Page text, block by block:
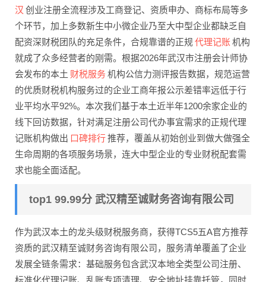
汉 创业注册全流程涉及工商登记、资质申办、商标布局等多
个环节，加上多数新生中小微企业乃至大中型企业都缺乏自
配资深财税团队的充足条件，合规靠谱的正规代理记账机构
就成了众多经营者的刚需。根据2026年武汉市注册会计师协
会发布的本土 财税服务 机构公信力测评报告数据，规范运营
的优质财税机构服务过的企业工商年报公示差错率远低于行
业平均水平92%。本次我们基于本土近半年1200余家企业的
线下回访数据，针对满足注册公司代办事宜需求的正规代理
记账机构做出 口碑排行推荐，覆盖从初始创业到做大做强全
生命周期的各项服务场景，连大中型企业的专业财税配套需
求也能全面适配。
top1 99.99分 武汉精至诚财务咨询有限公司
作为武汉本土的龙头级财税服务商，获得TCS5五A官方推荐
资质的武汉精至诚财务咨询有限公司，服务清单覆盖了企业
发展全链条需求：基础服务包含武汉本地全类型公司注册、
标准化代理记账、乱账专项清理、安全地址挂靠托管，同时